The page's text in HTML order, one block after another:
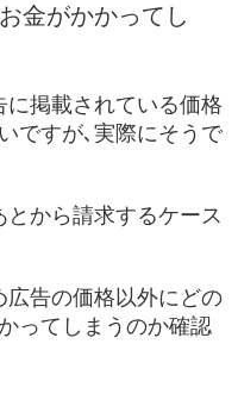
金がかかってし
掲載されている価格
ですが､実際にそうで
から請求するケース
広告の価格以外にどの
ってしまうのか確認